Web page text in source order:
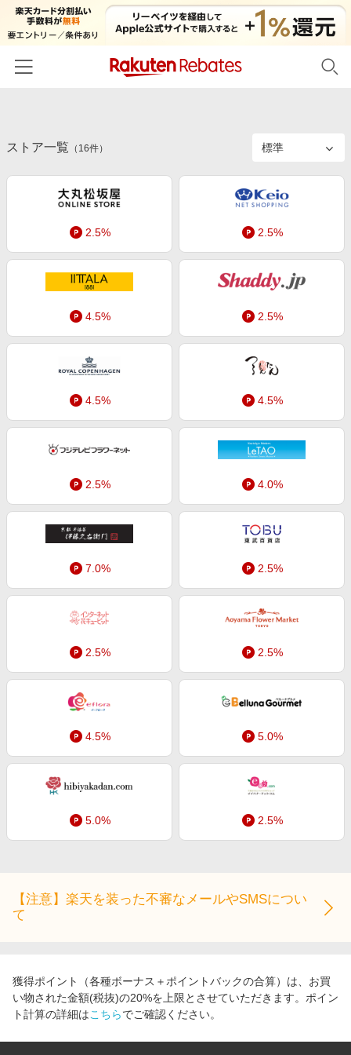
カテゴリー一覧
百貨店・総合ECモール
ファッション・インナー・小物
食品・スイーツ・お酒
日用品・キッチン用品
コスメ・健康・医薬品
キッズ・ベビー用品
家電・PC・スマホ・カメラ
生活・お役立ち
金融・マネー・保険
デジタルコンテンツ
ビジネス・その他サービス
初回購入者限定特典
新着ストアのご紹介
電子書籍特集
楽天ペイ導入ストア
楽天サービス特集
わくわく夏特集
とことん買い物チャレンジ
Samsung ボーナスキャンペーン
友達紹介
楽天IDでログイン/会員登録
ストア一覧 （ 16件）
2.5% 2.5%
4.5% 2.5%
4.5% 4.5%
2.5% 4.0%
7.0% 2.5%
2.5% 2.5%
4.5% 5.0%
5.0% 2.5%
【注意】楽天を装った不審なメールやSMSについ
て
獲得ポイント（各種ボーナス＋ポイントバックの合算）は、お買
い物された金額(税抜)の20%を上限とさせていただきます。ポイン
ト計算の詳細はこちらでご確認ください。